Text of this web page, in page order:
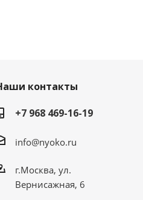
контакты
+7 968 469-16-19
info@nyoko.ru
г.Москва, ул.
Вернисажная, 6